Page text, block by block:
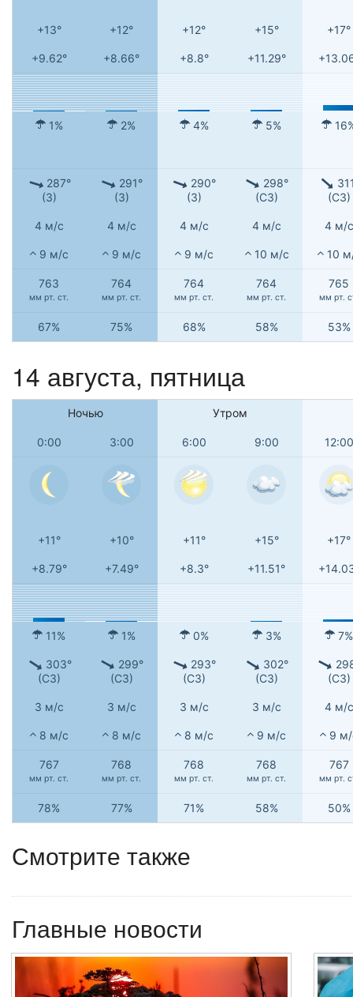
+13° +12° +12° +15° +17°
+9.62° +8.66° +8.8° +11.29°
1% 2% 4% 5%
287°
(З)
291°
(З)
290°
(З)
298°
(СЗ)
(СЗ)
4 м/с 4 м/с 4 м/с 4 м/с 4 м/с
9 м/с 9 м/с 9 м/с 10 м/с 10
763
мм рт. ст.
764
мм рт. ст.
764
мм рт. ст.
764
мм рт. ст.
765
мм рт.
67% 75% 68% 58% 53%
14 августа, пятница
Ночью Утром
0:00 3:00 6:00 9:00 12:00
+11° +10° +11° +15° +17°
+8.79° +7.49° +8.3° +11.51°
11% 1% 0% 3% 7%
303°
(СЗ)
299°
(СЗ)
293°
(СЗ)
302°
(СЗ)
(СЗ)
3 м/с 3 м/с 3 м/с 3 м/с 4 м/с
8 м/с 8 м/с 8 м/с 9 м/с 9
767
мм рт. ст.
768
мм рт. ст.
768
мм рт. ст.
768
мм рт. ст.
767
мм рт.
78% 77% 71% 58% 50%
Смотрите также
Главные новости